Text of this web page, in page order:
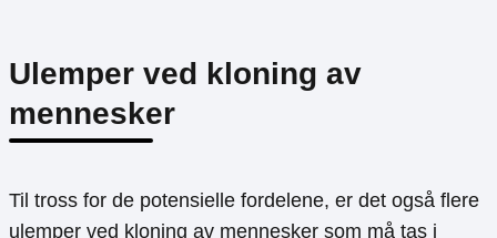
Ulemper ved kloning av
mennesker
Til tross for de potensielle fordelene, er det også flere
ulemper ved kloning av mennesker som må tas i